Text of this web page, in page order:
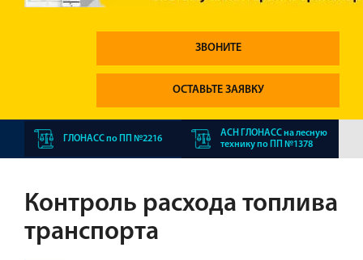
ЗВОНИТЕ
ОСТАВЬТЕ ЗАЯВКУ
ГЛОНАСС по ПП №2216
АСН ГЛОНАСС на лесную
технику по ПП №1378
Контроль расхода топлива
транспорта